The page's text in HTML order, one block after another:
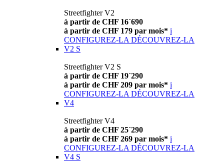
Streetfighter V2
à partir de CHF 16´690
à partir de CHF 179 par mois* i
CONFIGUREZ-LA DÉCOUVREZ-LA
V2 S
Streetfighter V2 S
à partir de CHF 19´290
à partir de CHF 209 par mois* i
CONFIGUREZ-LA DÉCOUVREZ-LA
V4
Streetfighter V4
à partir de CHF 25´290
à partir de CHF 269 par mois* i
CONFIGUREZ-LA DÉCOUVREZ-LA
V4 S